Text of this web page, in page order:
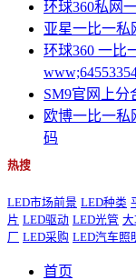
环球360私网
亚星一比一私
环球360 一比
SM9官网上分
欧博一比一私
码
热搜
LED市场前景 LED种类
片 LED驱动 LED光管
厂
LED采购 LED汽车照
首页